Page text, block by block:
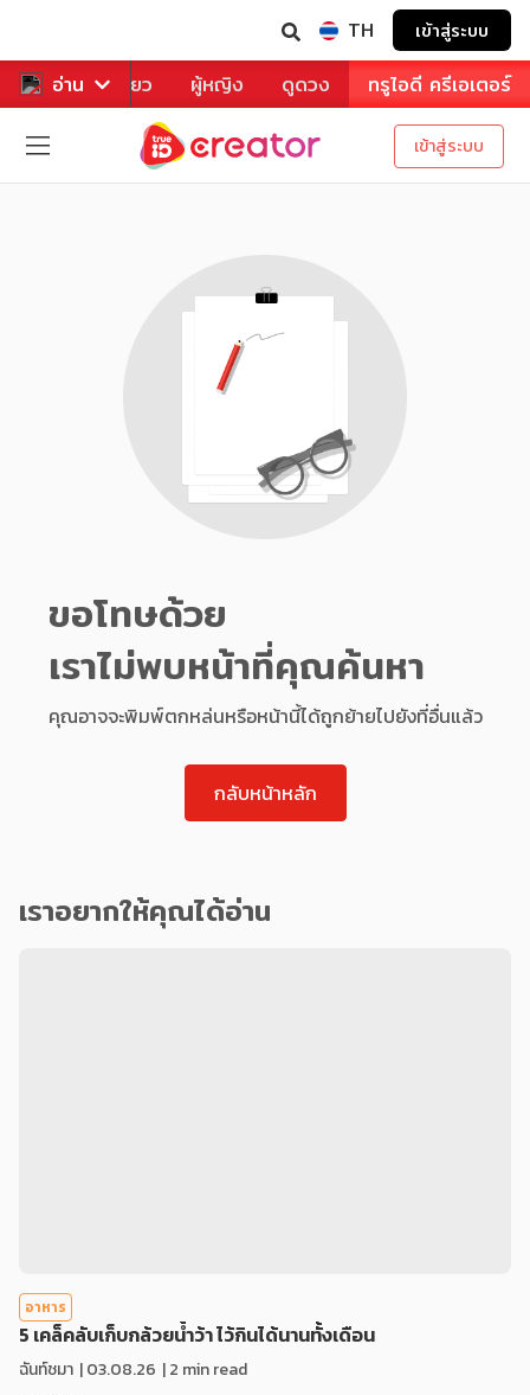
TH เข้าสู่ระบบ
อ่าน
หาร ท่องเที่ยว ผู้หญิง ดูดวง ทรูไอดี ครีเอเตอร์
เข้าสู่ระบบ
ขอโทษด้วย
เราไม่พบหน้าที่คุณค้นหา
คุณอาจจะพิมพ์ตกหล่นหรือหน้านี้ได้ถูกย้ายไปยังที่อื่นแล้ว
กลับหน้าหลัก
เราอยากให้คุณได้อ่าน
อาหาร
5 เคล็คลับเก็บกล้วยน้ำว้า ไว้กินได้นานทั้งเดือน
ฉันท์ชมา |03.08.26 | 2 min read